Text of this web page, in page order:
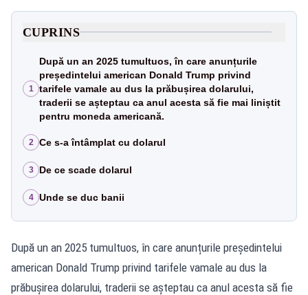
CUPRINS
1
După un an 2025 tumultuos, în care anunțurile
președintelui american Donald Trump privind
tarifele vamale au dus la prăbușirea dolarului,
traderii se așteptau ca anul acesta să fie mai liniștit
pentru moneda americană.
2 Ce s-a întâmplat cu dolarul
3 De ce scade dolarul
4 Unde se duc banii
După un an 2025 tumultuos, în care anunțurile președintelui
american Donald Trump privind tarifele vamale au dus la
prăbușirea dolarului, traderii se așteptau ca anul acesta să fie